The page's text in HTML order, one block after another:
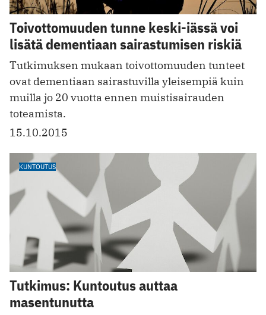
Toivottomuuden tunne keski-iässä voi
lisätä dementiaan sairastumisen riskiä
Tutkimuksen mukaan toivottomuuden tunteet
ovat dementiaan sairastuvilla yleisempiä kuin
muilla jo 20 vuotta ennen muistisairauden
toteamista.
15.10.2015
KUNTOUTUS
Tutkimus: Kuntoutus auttaa
masentunutta